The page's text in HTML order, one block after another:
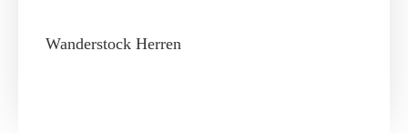
Wanderstock Herren